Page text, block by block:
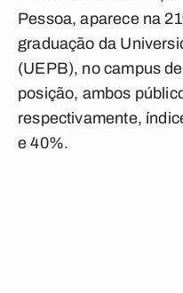
Pessoa, aparece na
graduação da
(UEPB), no campus
posição, ambos
respectivamente,
e 40%.